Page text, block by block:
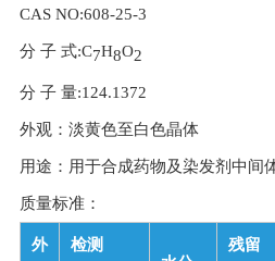
CAS NO:608-25-3
分 子 式:C7H8O2
分 子 量:124.1372
外观：淡黄色至白色晶体
用途：用于合成药物及染发剂中间
质量标准：
外 检测 残留